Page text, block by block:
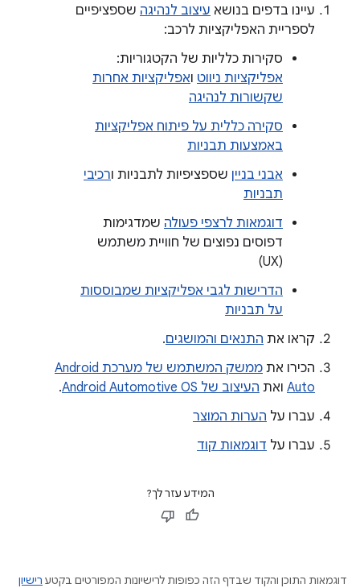
עיינו בדפים בנושא עיצוב לנהיגה שספציפיים
לספריית האפליקציות לרכב:
סקירות כלליות של הקטגוריות:
אפליקציות ניווט ואפליקציות אחרות
שקשורות לנהיגה
סקירה כללית על פיתוח אפליקציות
באמצעות תבניות
אבני בניין שספציפיות לתבניות ורכיבי
תבניות
דוגמאות לרצפי פעולה שמדגימות
דפוסים נפוצים של חוויית משתמש
(UX)
הדרישות לגבי אפליקציות שמבוססות
על תבניות
קראו את התנאים והמושגים.
הכירו את
ממשק המשתמש של מערכת Android
Auto ואת העיצוב של Android Automotive OS
.
עברו על הערות המוצר
עברו על דוגמאות קוד
המידע עזר לך?
דוגמאות התוכן והקוד שבדף הזה כפופות לרישיונות המפורטים בקטע רישיון